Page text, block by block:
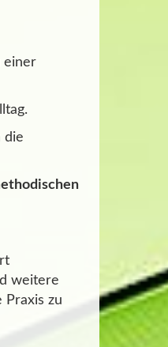
einer
die
weitere
Praxis zu